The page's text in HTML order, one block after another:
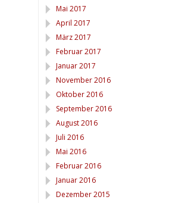
Mai 2017
April 2017
März 2017
Februar 2017
Januar 2017
November 2016
Oktober 2016
September 2016
August 2016
Juli 2016
Mai 2016
Februar 2016
Januar 2016
Dezember 2015